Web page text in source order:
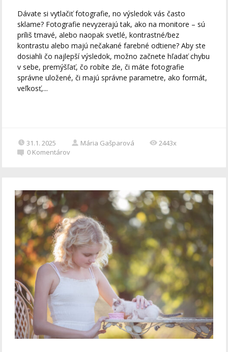
Dávate si vytlačiť fotografie, no výsledok vás často
sklame? Fotografie nevyzerajú tak, ako na monitore – sú
príliš tmavé, alebo naopak svetlé, kontrastné/bez
kontrastu alebo majú nečakané farebné odtiene? Aby ste
dosiahli čo najlepší výsledok, možno začnete hľadať chybu
v sebe, premýšľať, čo robíte zle, či máte fotografie
správne uložené, či majú správne parametre, ako formát,
veľkosť,...
31.1. 2025 Mária Gašparová
2443x
0 Komentárov